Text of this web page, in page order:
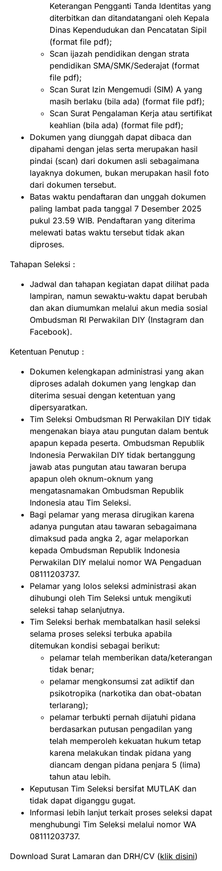
Keterangan Pengganti Tanda Identitas yang
diterbitkan dan ditandatangani oleh Kepala
Dinas Kependudukan dan Pencatatan Sipil
(format file pdf);
Scan ijazah pendidikan dengan strata
pendidikan SMA/SMK/Sederajat (format
file pdf);
Scan Surat Izin Mengemudi (SIM) A yang
masih berlaku (bila ada) (format file pdf);
Scan Surat Pengalaman Kerja atau sertifikat
keahlian (bila ada) (format file pdf);
Dokumen yang diunggah dapat dibaca dan
dipahami dengan jelas serta merupakan hasil
pindai (scan) dari dokumen asli sebagaimana
layaknya dokumen, bukan merupakan hasil foto
dari dokumen tersebut.
Batas waktu pendaftaran dan unggah dokumen
paling lambat pada tanggal 7 Desember 2025
pukul 23.59 WIB. Pendaftaran yang diterima
melewati batas waktu tersebut tidak akan
diproses.
Tahapan Seleksi :
Jadwal dan tahapan kegiatan dapat dilihat pada
lampiran, namun sewaktu-waktu dapat berubah
dan akan diumumkan melalui akun media sosial
Ombudsman RI Perwakilan DIY (Instagram dan
Facebook).
Ketentuan Penutup :
Dokumen kelengkapan administrasi yang akan
diproses adalah dokumen yang lengkap dan
diterima sesuai dengan ketentuan yang
dipersyaratkan.
Tim Seleksi Ombudsman RI Perwakilan DIY tidak
mengenakan biaya atau pungutan dalam bentuk
apapun kepada peserta. Ombudsman Republik
Indonesia Perwakilan DIY tidak bertanggung
jawab atas pungutan atau tawaran berupa
apapun oleh oknum-oknum yang
mengatasnamakan Ombudsman Republik
Indonesia atau Tim Seleksi.
Bagi pelamar yang merasa dirugikan karena
adanya pungutan atau tawaran sebagaimana
dimaksud pada angka 2, agar melaporkan
kepada Ombudsman Republik Indonesia
Perwakilan DIY melalui nomor WA Pengaduan
08111203737.
Pelamar yang lolos seleksi administrasi akan
dihubungi oleh Tim Seleksi untuk mengikuti
seleksi tahap selanjutnya.
Tim Seleksi berhak membatalkan hasil seleksi
selama proses seleksi terbuka apabila
ditemukan kondisi sebagai berikut:
pelamar telah memberikan data/keterangan
tidak benar;
pelamar mengkonsumsi zat adiktif dan
psikotropika (narkotika dan obat-obatan
terlarang);
pelamar terbukti pernah dijatuhi pidana
berdasarkan putusan pengadilan yang
telah memperoleh kekuatan hukum tetap
karena melakukan tindak pidana yang
diancam dengan pidana penjara 5 (lima)
tahun atau lebih.
Keputusan Tim Seleksi bersifat MUTLAK dan
tidak dapat diganggu gugat.
Informasi lebih lanjut terkait proses seleksi dapat
menghubungi Tim Seleksi melalui nomor WA
08111203737.
Download Surat Lamaran dan DRH/CV (klik disini)